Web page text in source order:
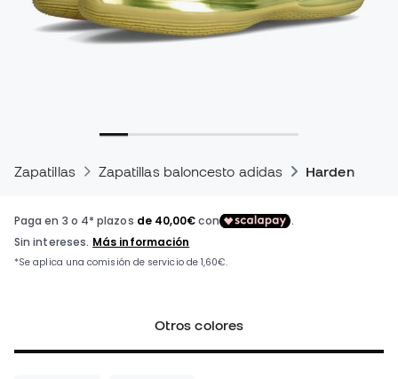
Zapatillas Zapatillas baloncesto adidas Harden
Otros colores